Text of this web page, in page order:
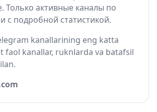
Только активные каналы по
с подробной статистикой.
kanallarining eng katta
faol kanallar, ruknlarda va batafsil